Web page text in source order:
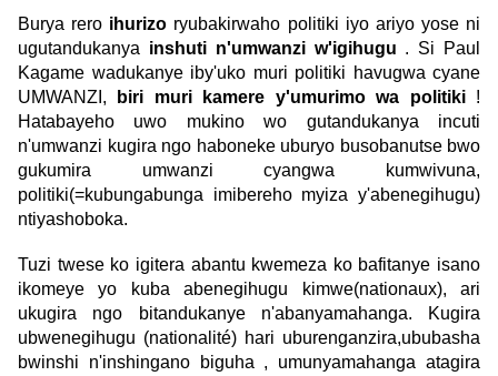
Burya rero ihurizo ryubakirwaho politiki iyo ariyo yose ni
ugutandukanya inshuti n'umwanzi w'igihugu . Si Paul
Kagame wadukanye iby'uko muri politiki havugwa cyane
UMWANZI,
biri muri kamere y'umurimo wa politiki!
Hatabayeho uwo mukino wo gutandukanya incuti
n'umwanzi kugira ngo haboneke uburyo busobanutse bwo
gukumira umwanzi cyangwa kumwivuna,
politiki(=kubungabunga imibereho myiza y'abenegihugu)
ntiyashoboka.
Tuzi twese ko igitera abantu kwemeza ko bafitanye isano
ikomeye yo kuba abenegihugu kimwe(nationaux), ari
ukugira ngo bitandukanye n'abanyamahanga. Kugira
ubwenegihugu (nationalité) hari uburenganzira,ububasha
bwinshi n'inshingano biguha , umunyamahanga atagira